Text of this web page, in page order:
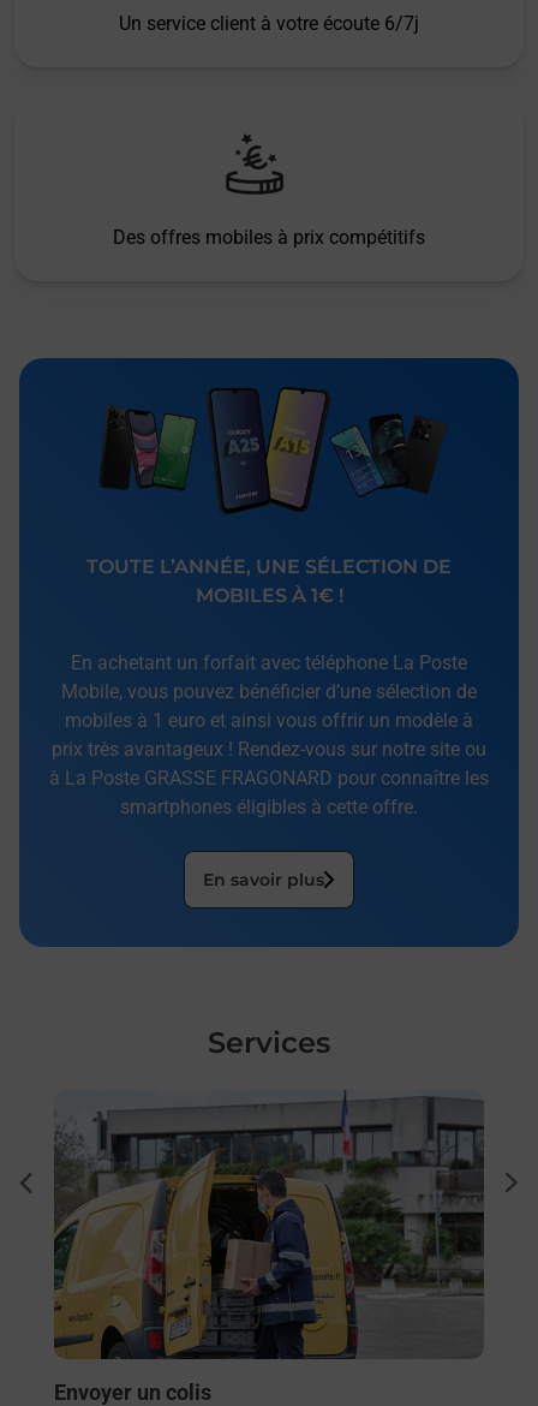
Un service client à votre écoute 6/7j
Des offres mobiles à prix compétitifs
TOUTE L’ANNÉE, UNE SÉLECTION DE
MOBILES À 1€ !
En achetant un forfait avec téléphone La Poste
Mobile, vous pouvez bénéficier d’une sélection de
mobiles à 1 euro et ainsi vous offrir un modèle à
prix très avantageux ! Rendez-vous sur notre site ou
à La Poste GRASSE FRAGONARD pour connaître les
smartphones éligibles à cette offre.
En savoir plus
Services
Envoyer un colis